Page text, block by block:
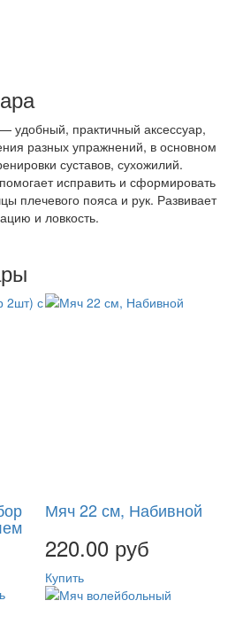
удобный, практичный аксессуар,
разных упражнений, в основном
суставов, сухожилий.
исправить и сформировать
плечевого пояса и рук. Развивает
и ловкость.
Мяч 22 см, Набивной
220.00 руб
Купить